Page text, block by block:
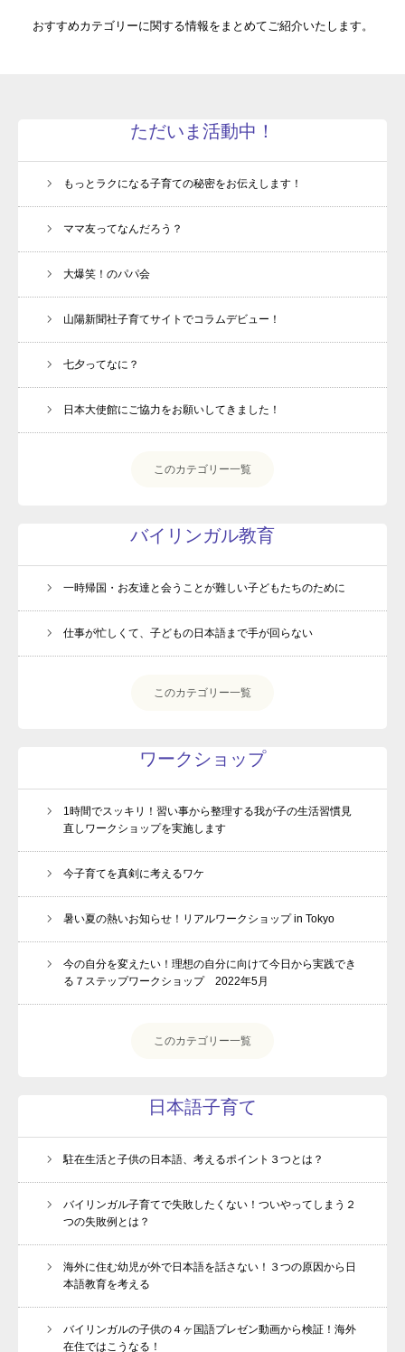
おすすめカテゴリーに関する情報をまとめてご紹介いたします。
ただいま活動中！
もっとラクになる子育ての秘密をお伝えします！
ママ友ってなんだろう？
大爆笑！のパパ会
山陽新聞社子育てサイトでコラムデビュー！
七夕ってなに？
日本大使館にご協力をお願いしてきました！
このカテゴリー一覧
バイリンガル教育
一時帰国・お友達と会うことが難しい子どもたちのために
仕事が忙しくて、子どもの日本語まで手が回らない
このカテゴリー一覧
ワークショップ
1時間でスッキリ！習い事から整理する我が子の生活習慣見
直しワークショップを実施します
今子育てを真剣に考えるワケ
暑い夏の熱いお知らせ！リアルワークショップ in Tokyo
今の自分を変えたい！理想の自分に向けて今日から実践でき
る７ステップワークショップ 2022年5月
このカテゴリー一覧
日本語子育て
駐在生活と子供の日本語、考えるポイント３つとは？
バイリンガル子育てで失敗したくない！ついやってしまう２
つの失敗例とは？
海外に住む幼児が外で日本語を話さない！３つの原因から日
本語教育を考える
バイリンガルの子供の４ヶ国語プレゼン動画から検証！海外
在住ではこうなる！
親子1on1メソッドとは？
プロフィール
ルクセンブルク発！珍獣の日々のツブヤキ(blog)
よくあるご質問
プライバシーポリシー・免責事項